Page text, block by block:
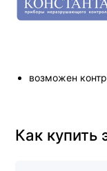
возможен
Как купить